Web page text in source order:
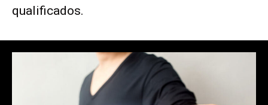
qualificados.